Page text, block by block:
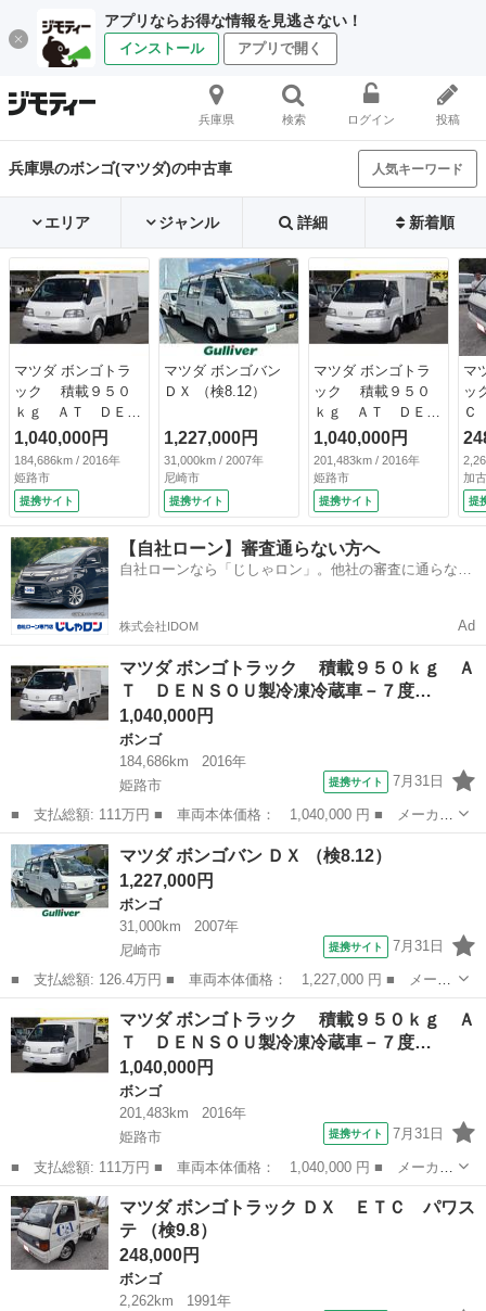
アプリならお得な情報を見逃さない！
インストール アプリで開く
兵庫県 検索 ログイン 投稿
兵庫県のボンゴ(マツダ)の中古車 人気キーワード
エリア ジャンル 詳細 新着順
マツダ ボンゴトラ
ック 積載９５０
ｋｇ ＡＴ ＤＥＮ
ＳＯＵ製冷凍冷蔵車
－７度設定 車両総
重量：２７６０ｋ
ｇ 荷台内寸 長
さ：２６０ｃｍ
幅：１５３ｃｍ 高
さ：１０５ｃｍ ガ
ソリン パワーステ
アリング ＥＴ
Ｃ バックモニター
1,040,000円
184,686km / 2016年
姫路市
提携サイト
マツダ ボンゴバン
ＤＸ （検8.12）
1,227,000円
31,000km / 2007年
尼崎市
提携サイト
マツダ ボンゴトラ
ック 積載９５０
ｋｇ ＡＴ ＤＥＮ
ＳＯＵ製冷凍冷蔵車
－７度設定 車両総
重量：２７６０ｋ
ｇ 荷台内寸 長
さ：２６０ｃｍ
幅：１５３ｃｍ 高
さ：１０５ｃｍ ガ
ソリン パワーステ
1,040,000円
201,483km / 2016年
姫路市
提携サイト
マ
ッ
Ｃ
9.8
加
提
【自社ローン】審査通らない方へ
自社ローンなら「じしゃロン」。他社の審査に通らなか
株式会社IDOM Ad
マツダ ボンゴトラック 積載９５０ｋｇ Ａ
Ｔ ＤＥＮＳＯＵ製冷凍冷蔵車－７度…
1,040,000円
ボンゴ
184,686km
2016年
姫路市
提携サイト 7月31日
■ 支払総額: 111万円 ■ 車両本体価格： 1,040,000 円 ■ メーカー
名： マツダ ■ 車種名： ボンゴトラック ■ グレード名： 積
載９５０ｋｇ ＡＴ ＤＥＮＳＯＵ製冷凍冷蔵車－７度設定 車両総
重量：２７...
兵庫 姫路市 ボンゴ
マツダ ボンゴバン ＤＸ （検8.12）
1,227,000円
ボンゴ
31,000km
2007年
尼崎市
提携サイト 7月31日
■ 支払総額: 126.4万円 ■ 車両本体価格： 1,227,000 円 ■ メーカ
ー名： マツダ ■ 車種名： ボンゴバン ■ グレード名： ＤＸ
■ 排気量： 2000cc ■ ドア枚数： 5D ■ ミッション： M...
ボンゴ
マツダ ボンゴトラック 積載９５０ｋｇ Ａ
Ｔ ＤＥＮＳＯＵ製冷凍冷蔵車－７度…
1,040,000円
ボンゴ
201,483km
2016年
姫路市
提携サイト 7月31日
■ 支払総額: 111万円 ■ 車両本体価格： 1,040,000 円 ■ メーカー
名： マツダ ■ 車種名： ボンゴトラック ■ グレード名： 積
載９５０ｋｇ ＡＴ ＤＥＮＳＯＵ製冷凍冷蔵車－７度設定 車両総
重量：２７...
兵庫 姫路市 ボンゴ
マツダ ボンゴトラック ＤＸ ＥＴＣ パワス
テ （検9.8）
248,000円
ボンゴ
2,262km
1991年